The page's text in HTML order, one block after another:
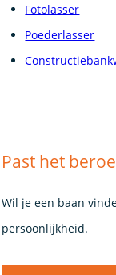
Fotolasser
Poederlasser
Past het
Wil je een baan
persoonlijkheid.